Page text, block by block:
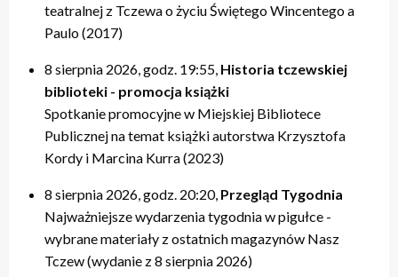
teatralnej z Tczewa o życiu Świętego Wincentego a
Paulo (2017)
8 sierpnia 2026, godz. 19:55, Historia tczewskiej
biblioteki - promocja książki
Spotkanie promocyjne w Miejskiej Bibliotece
Publicznej na temat książki autorstwa Krzysztofa
Kordy i Marcina Kurra (2023)
8 sierpnia 2026, godz. 20:20, Przegląd Tygodnia
Najważniejsze wydarzenia tygodnia w pigułce -
wybrane materiały z ostatnich magazynów Nasz
Tczew (wydanie z 8 sierpnia 2026)